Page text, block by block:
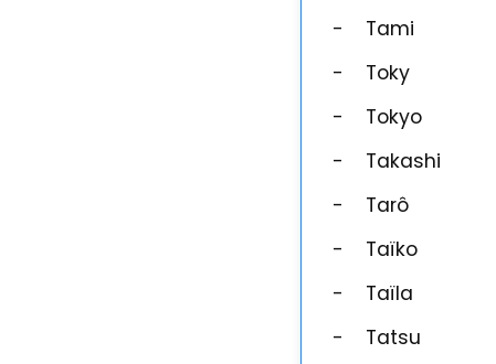
-
Tami
-
Toky
-
Tokyo
-
Takashi
-
Tarô
-
Taïko
-
Taïla
-
Tatsu